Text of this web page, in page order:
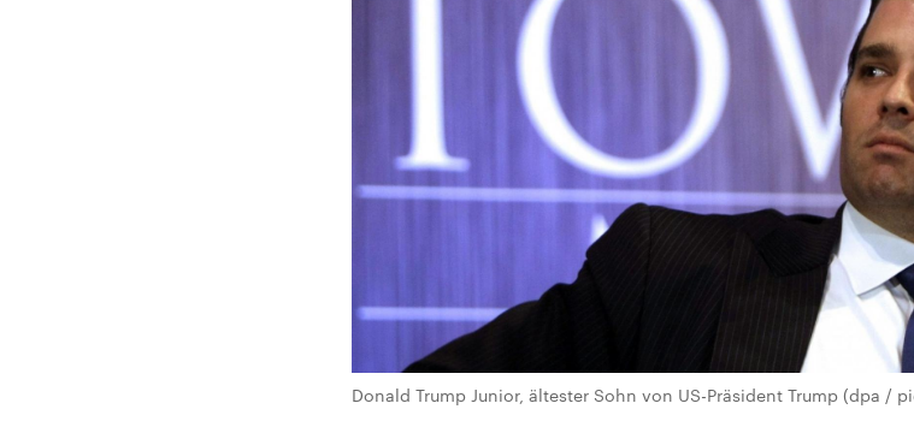
Donald Trump Junior, ältester Sohn von US-Präsident Trump (dpa /